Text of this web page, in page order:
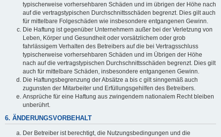
typischerweise vorhersehbaren Schäden und im übrigen der Höhe nach
auf die vertragstypischen Durchschnittsschäden begrenzt. Dies gilt auch
für mittelbare Folgeschäden wie insbesondere entgangenen Gewinn.
Die Haftung ist gegenüber Unternehmern außer bei der Verletzung von
Leben, Körper und Gesundheit oder vorsätzlichem oder grob
fahrlässigem Verhalten des Betreibers auf die bei Vertragsschluss
typischerweise vorhersehbaren Schäden und im Übrigen der Höhe
nach auf die vertragstypischen Durchschnittsschäden begrenzt. Dies gilt
auch für mittelbare Schäden, insbesondere entgangenen Gewinn.
Die Haftungsbegrenzung der Absätze a bis c gilt sinngemäß auch
zugunsten der Mitarbeiter und Erfüllungsgehilfen des Betreibers.
Ansprüche für eine Haftung aus zwingendem nationalem Recht bleiben
unberührt.
6. ÄNDERUNGSVORBEHALT
Der Betreiber ist berechtigt, die Nutzungsbedingungen und die